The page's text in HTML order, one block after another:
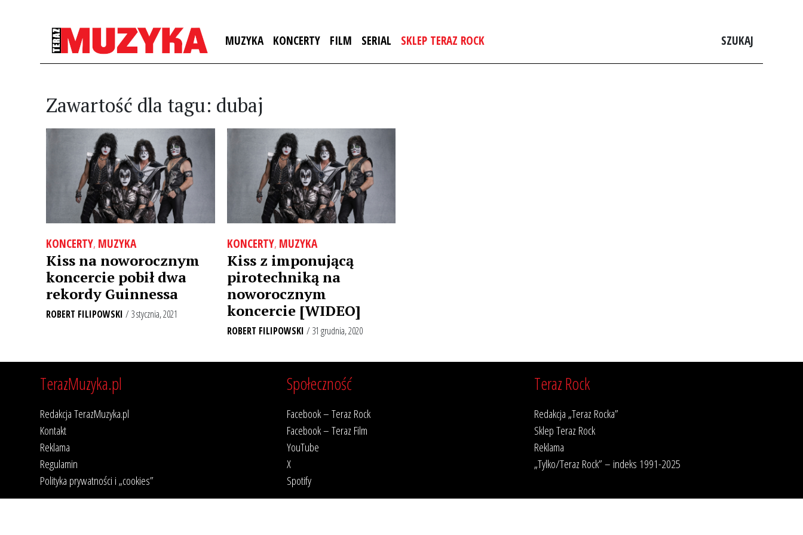
MUZYKA KONCERTY FILM SERIAL SKLEP TERAZ ROCK SZUKAJ
Zawartość dla tagu: dubaj
KONCERTY, MUZYKA
Kiss na noworocznym
koncercie pobił dwa
rekordy Guinnessa
ROBERT FILIPOWSKI / 3 stycznia, 2021
KONCERTY, MUZYKA
Kiss z imponującą
pirotechniką na
noworocznym
koncercie [WIDEO]
ROBERT FILIPOWSKI / 31 grudnia, 2020
TerazMuzyka.pl
Redakcja TerazMuzyka.pl
Kontakt
Reklama
Regulamin
Polityka prywatności i „cookies”
Społeczność
Facebook – Teraz Rock
Facebook – Teraz Film
YouTube
X
Spotify
Teraz Rock
Redakcja „Teraz Rocka”
Sklep Teraz Rock
Reklama
„Tylko/Teraz Rock” – indeks 1991-2025